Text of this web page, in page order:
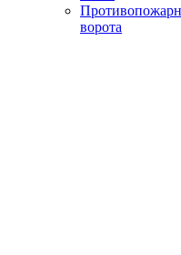
ворота